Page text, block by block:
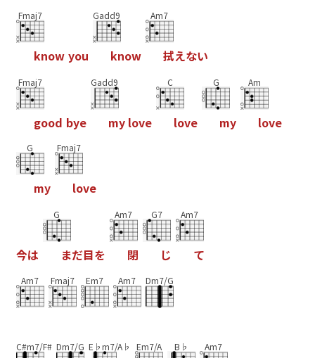
Fmaj7
know you
Gadd9
know
Am7
拭えない
Fmaj7
good bye
Gadd9
my love
C
love
G
my
Am
love
G
my
Fmaj7
love
今は
G
まだ目を
Am7
閉
G7
じ
Am7
て
Am7 Fmaj7 Em7 Am7 Dm7/G
C#m7/F# Dm7/G E♭m7/A♭ Em7/A B♭ Am7